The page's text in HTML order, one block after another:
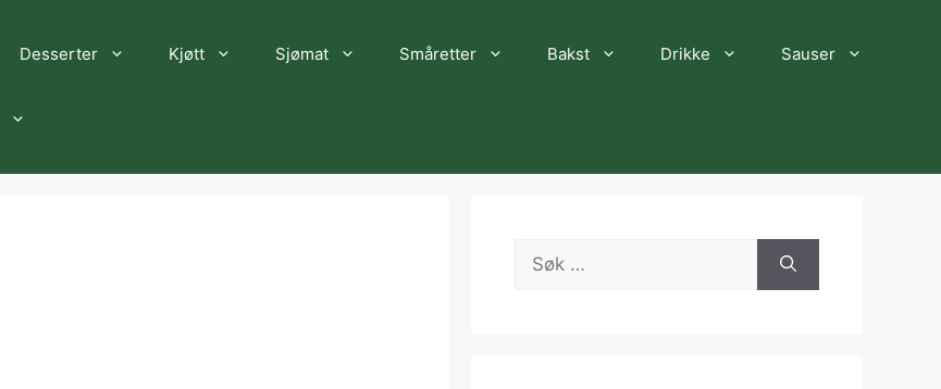
Desserter Kjøtt Sjømat Småretter Bakst Drikke Sauser
Søk
etter: